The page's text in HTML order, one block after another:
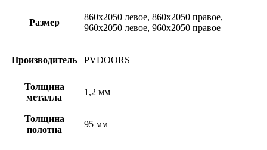
Размер
860х2050 левое, 860х2050 правое,
960х2050 левое, 960х2050 правое
Производитель PVDOORS
Толщина
металла
1,2 мм
Толщина
полотна
95 мм